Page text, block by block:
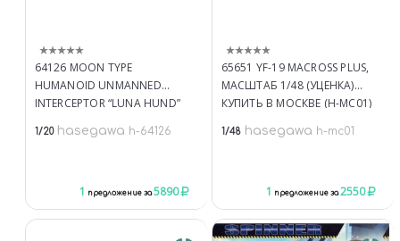
64126 MOON TYPE
HUMANOID UNMANNED
INTERCEPTOR “LUNA HUND”
КОСМИЧЕСКАЯ ТЕХНИКА
1/20 hasegawa h-64126
1 предложение за5890
65651 YF-19 MACROSS PLUS,
МАСШТАБ 1/48 (УЦЕНКА)
КУПИТЬ В МОСКВЕ (H-MC01)
1/48 hasegawa h-mc01
1 предложение за2550